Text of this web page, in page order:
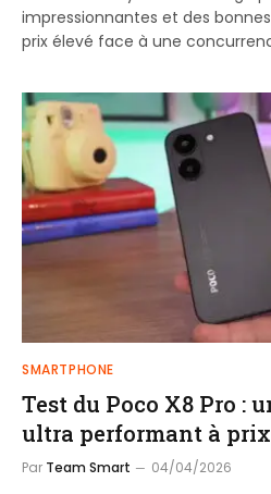
impressionnantes et des
prix élevé face à une
SMARTPHONE
Test du Poco X8 Pro :
ultra performant à
Par Team Smart 04/04/2026